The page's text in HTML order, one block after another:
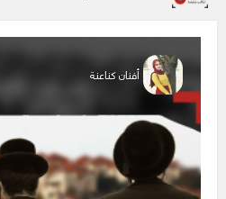
أفنان كناعنة